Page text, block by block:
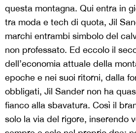
questa montagna. Qui entra in
tra moda e tech di quota, Jil
marchi entrambi simbolo del
non professato. Ed eccolo il
dell’economia attuale della
epoche e nei suoi ritorni, dalla
obbligati, Jil Sander non ha
fianco alla sbavatura. Così il
solo la via del rigore, inserendo